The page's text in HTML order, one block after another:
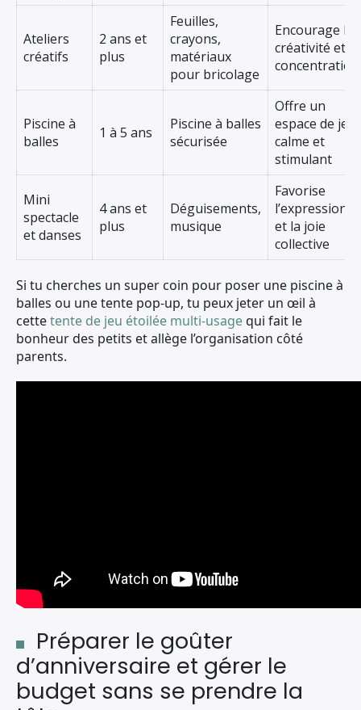
Ateliers
créatifs
2 ans et
plus
Feuilles,
crayons,
matériaux
pour bricolage
Encourage la
créativité et la
concentration
Piscine à
balles
1 à 5 ans
Piscine à balles
sécurisée
Offre un
espace de jeu
calme et
stimulant
Mini
spectacle
et danses
4 ans et
plus
Déguisements,
musique
Favorise
l’expression
et la joie
collective
Si tu cherches un super coin pour poser une piscine à
balles ou une tente pop-up, tu peux jeter un œil à
cettetente de jeu étoilée multi-usagequi fait le
bonheur des petits et allège l’organisation côté
parents.
Préparer le goûter
d’anniversaire et gérer le
budget sans se prendre la